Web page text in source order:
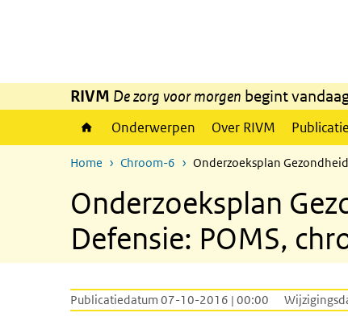
RIVM De zorg voor morgen begint
Onderwerpen Over RIVM
Home Chroom-6 Onderzoeksplan
Onderzoeksplan
Defensie: POMS,
Publicatiedatum 07-10-2016 | 00:00